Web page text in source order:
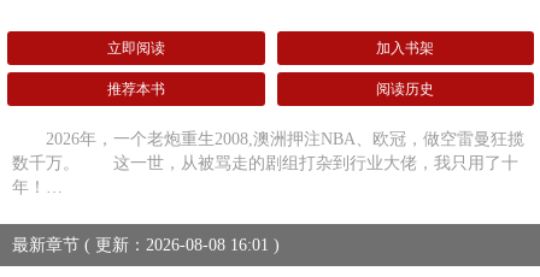
立即阅读 加入书架
推荐本书 阅读历史
2026年，一个老炮重生2008,澳洲押注NBA、欧冠，做空雷曼狂揽
数千万。 这一世，从被骂走的剧组打杂到行业大佬，我只用了十
年！…
最新章节 ( 更新：2026-08-08 16:01 )